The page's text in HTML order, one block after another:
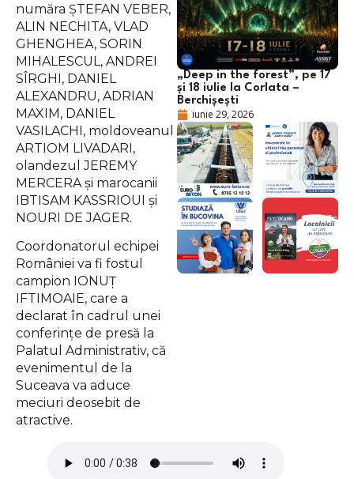
număra ȘTEFAN VEBER,
ALIN NECHITA, VLAD
GHENGHEA, SORIN
MIHALESCUL, ANDREI
SÎRGHI, DANIEL
ALEXANDRU, ADRIAN
MAXIM, DANIEL
VASILACHI, moldoveanul
ARTIOM LIVADARI,
olandezul JEREMY
MERCERA și marocanii
IBTISAM KASSRIOUI și
NOURI DE JAGER.
Coordonatorul echipei
României va fi fostul
campion IONUȚ
IFTIMOAIE, care a
declarat în cadrul unei
conferințe de presă la
Palatul Administrativ, că
evenimentul de la
Suceava va aduce
meciuri deosebit de
atractive.
„Deep in the forest”, pe 17
și 18 iulie la Corlata –
Berchișești
iunie 29, 2026